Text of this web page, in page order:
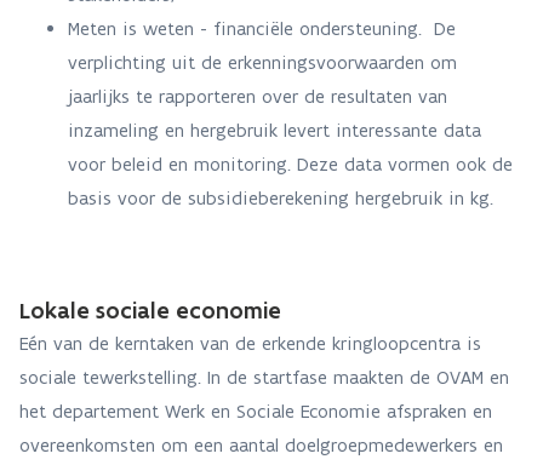
Meten is weten - financiële ondersteuning. De
verplichting uit de erkenningsvoorwaarden om
jaarlijks te rapporteren over de resultaten van
inzameling en hergebruik levert interessante data
voor beleid en monitoring. Deze data vormen ook de
basis voor de subsidieberekening hergebruik in kg.
Lokale sociale economie
Eén van de kerntaken van de erkende kringloopcentra is
sociale tewerkstelling. In de startfase maakten de OVAM en
het departement Werk en Sociale Economie afspraken en
overeenkomsten om een aantal doelgroepmedewerkers en